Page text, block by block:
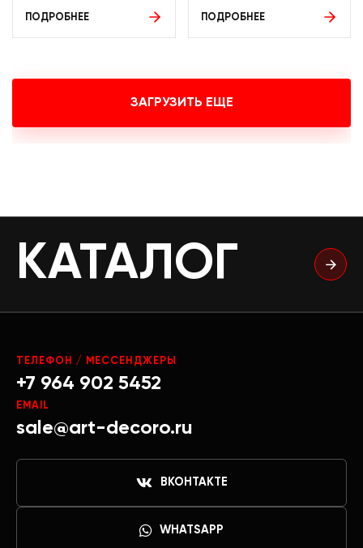
ПОДРОБНЕЕ ПОДРОБНЕЕ
ЗАГРУЗИТЬ ЕЩЕ
КАТАЛОГ
ТЕЛЕФОН / МЕССЕНДЖЕРЫ
+7 964 902 5452
EMAIL
sale@art-decoro.ru
ВКОНТАКТЕ
WHATSAPP